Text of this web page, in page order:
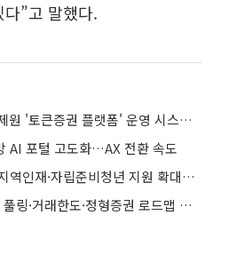
”고 말했다.
삼성SDS, 한국예탁결제원 '토큰증권 플랫폼' 운영 시스템 구축한다
AI 포털 고도화…AX 전환 속도
한국예탁결제원, 부산 지역인재·자립준비청년 지원 확대…사회공헌 다각화
STO 하위법규 예상안, 풀링·거래한도·정형증권 로드맵 제시